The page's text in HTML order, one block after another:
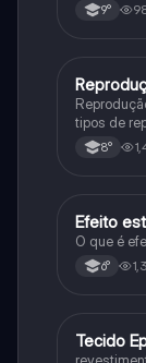
9°
Ciência
tipos de
ocorre a
8°
Ciência
Efeito
O que é
6°
Ciência
Tecido